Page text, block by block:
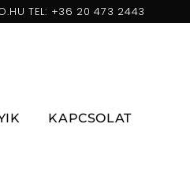
TEL: +36 20 473 2443
KAPCSOLAT